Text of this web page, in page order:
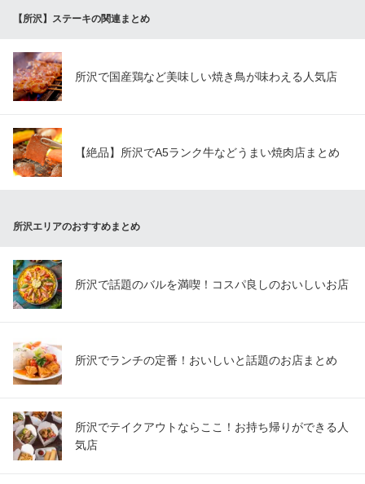
【所沢】ステーキの関連まとめ
所沢で国産鶏など美味しい焼き鳥が味わえる人気店
【絶品】所沢でA5ランク牛などうまい焼肉店まとめ
所沢エリアのおすすめまとめ
所沢で話題のバルを満喫！コスパ良しのおいしいお店
所沢でランチの定番！おいしいと話題のお店まとめ
所沢でテイクアウトならここ！お持ち帰りができる人
気店